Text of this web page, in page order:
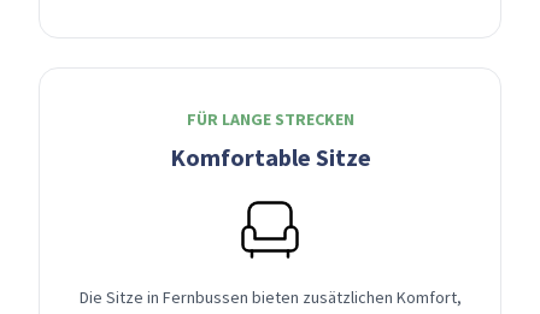
FÜR LANGE STRECKEN
Komfortable Sitze
Die Sitze in Fernbussen bieten zusätzlichen Komfort,